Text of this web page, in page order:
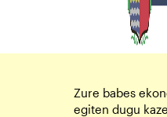
Zure babes
egiten dugu